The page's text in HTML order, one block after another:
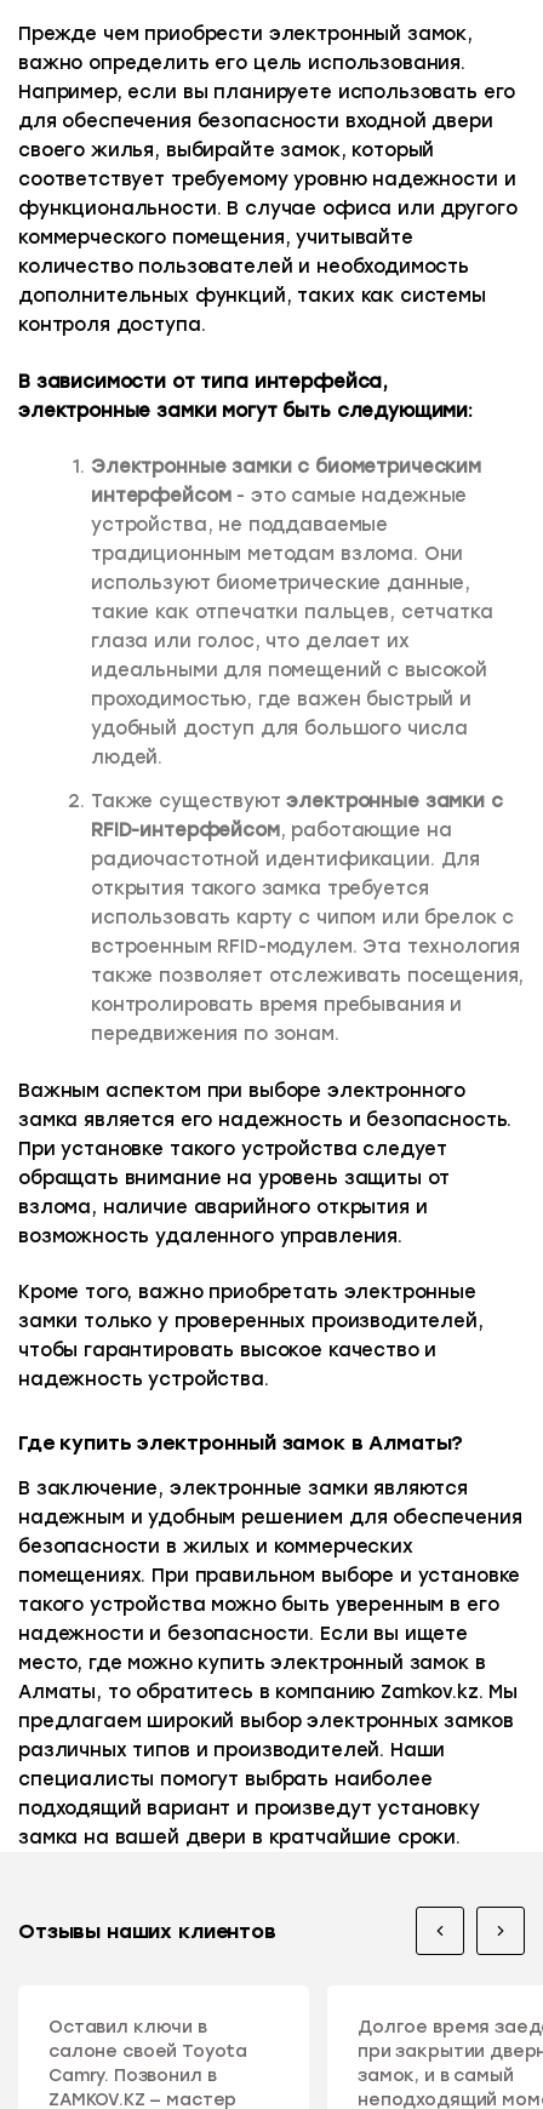
Прежде чем приобрести электронный замок,
важно определить его цель использования.
Например, если вы планируете использовать его
для обеспечения безопасности входной двери
своего жилья, выбирайте замок, который
соответствует требуемому уровню надежности и
функциональности. В случае офиса или другого
коммерческого помещения, учитывайте
количество пользователей и необходимость
дополнительных функций, таких как системы
контроля доступа.
В зависимости от типа интерфейса,
электронные замки могут быть следующими:
Электронные замки с биометрическим
интерфейсом- это самые надежные
устройства, не поддаваемые
традиционным методам взлома. Они
используют биометрические данные,
такие как отпечатки пальцев, сетчатка
глаза или голос, что делает их
идеальными для помещений с высокой
проходимостью, где важен быстрый и
удобный доступ для большого числа
людей.
Также существуютэлектронные замки с
RFID-интерфейсом, работающие на
радиочастотной идентификации. Для
открытия такого замка требуется
использовать карту с чипом или брелок с
встроенным RFID-модулем. Эта технология
также позволяет отслеживать посещения,
контролировать время пребывания и
передвижения по зонам.
Важным аспектом при выборе электронного
замка является его надежность и безопасность.
При установке такого устройства следует
обращать внимание на уровень защиты от
взлома, наличие аварийного открытия и
возможность удаленного управления.
Кроме того, важно приобретать электронные
замки только у проверенных производителей,
чтобы гарантировать высокое качество и
надежность устройства.
Где купить электронный замок в Алматы?
В заключение, электронные замки являются
надежным и удобным решением для обеспечения
безопасности в жилых и коммерческих
помещениях. При правильном выборе и установке
такого устройства можно быть уверенным в его
надежности и безопасности. Если вы ищете
место, где можно купить электронный замок в
Алматы, то обратитесь в компанию Zamkov.kz. Мы
предлагаем широкий выбор электронных замков
различных типов и производителей. Наши
специалисты помогут выбрать наиболее
подходящий вариант и произведут установку
замка на вашей двери в кратчайшие сроки.
Отзывы наших клиентов
Оставил ключи в
салоне своей Toyota
Camry. Позвонил в
ZAMKOV.KZ — мастер
Долгое время
при закрытии
замок, и в самый
неподходящий